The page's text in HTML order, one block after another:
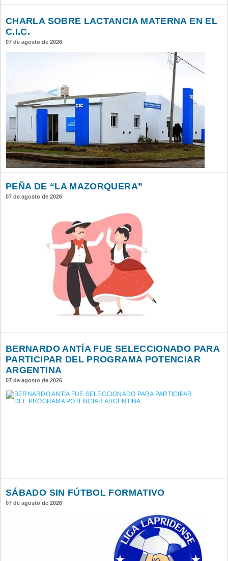
CHARLA SOBRE LACTANCIA MATERNA EN EL
C.I.C.
07 de agosto de 2026
PEÑA DE “LA MAZORQUERA”
07 de agosto de 2026
BERNARDO ANTÍA FUE SELECCIONADO PARA
PARTICIPAR DEL PROGRAMA POTENCIAR
ARGENTINA
07 de agosto de 2026
SÁBADO SIN FÚTBOL FORMATIVO
07 de agosto de 2026